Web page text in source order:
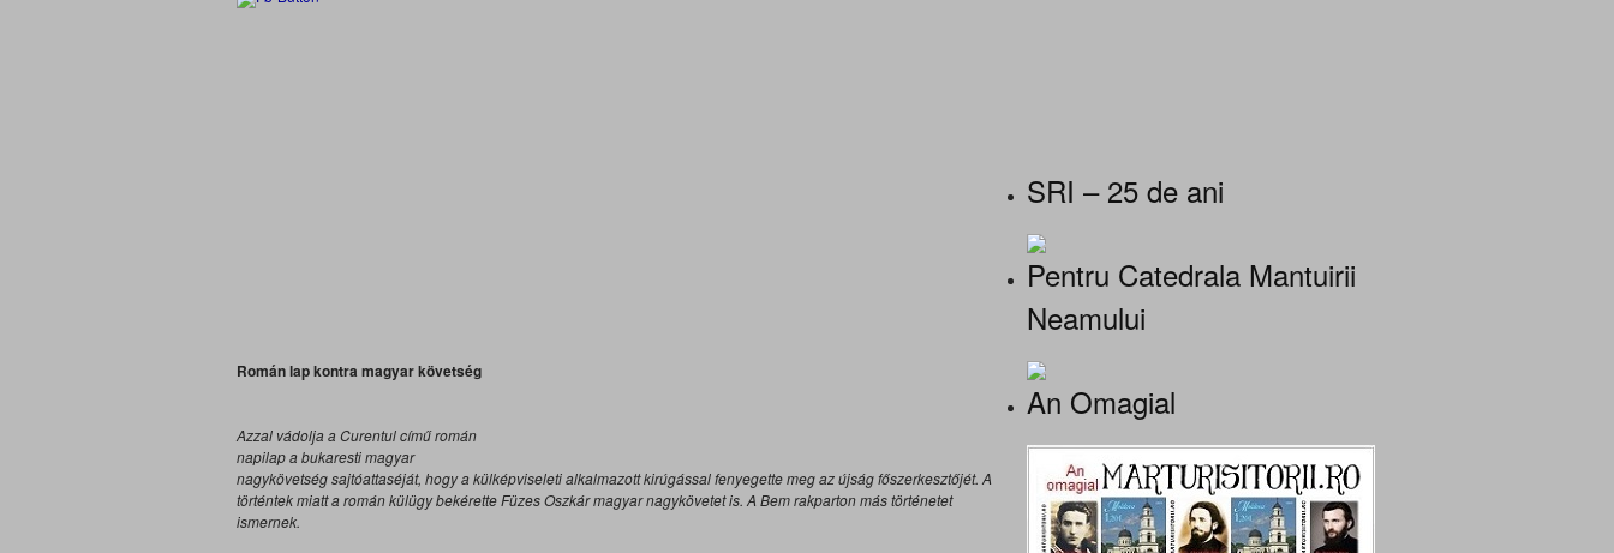
Román lap kontra magyar követség
Azzal vádolja a Curentul című román
napilap a bukaresti magyar
nagykövetség sajtóattaséját, hogy a külképviseleti alkalmazott kirúgással fenyegette meg az újság főszerkesztőjét. A
történtek miatt a román külügy bekérette Füzes Oszkár magyar nagykövetet is. A Bem rakparton más történetet
ismernek.
SRI – 25 de ani
Pentru Catedrala Mantuirii
Neamului
An Omagial